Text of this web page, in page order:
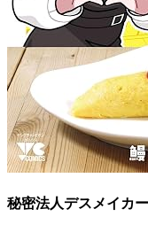
秘密法人デスメイカ